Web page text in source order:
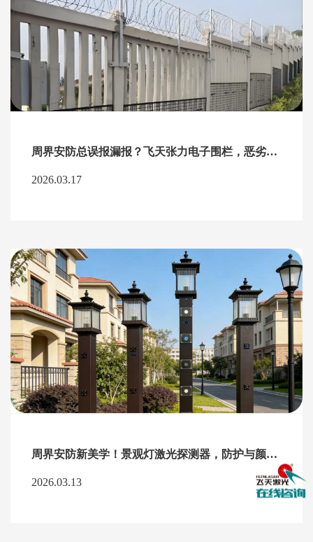
周界安防总误报漏报？飞天张力电子围栏，恶劣环境也能24小时硬核守岗
2026.03.17
周界安防新美学！景观灯激光探测器，防护与颜值双在线
2026.03.13